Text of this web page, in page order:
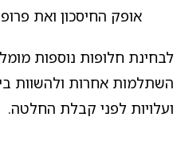
אופק החיסכון ואת
לבחינת חלופות נוספות
השתלמות אחרות ולהשוות
ועלויות לפני קבלת החלטה.